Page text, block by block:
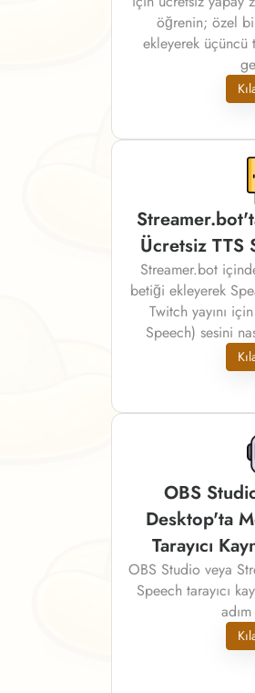
öğrenin; özel
ekleyerek üçüncü
Ücretsiz TTS
Streamer.bot
betiği ekleyerek
Twitch yayını
Speech) sesini
OBS
Desktop'ta
Tarayıcı
OBS Studio veya
Speech tarayıcı